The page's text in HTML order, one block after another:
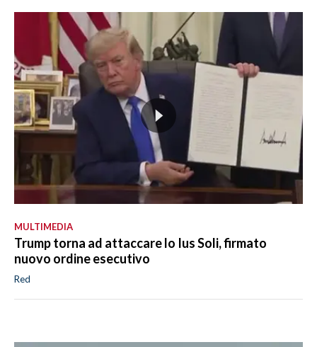
MULTIMEDIA
Trump torna ad attaccare lo Ius Soli, firmato
nuovo ordine esecutivo
Red